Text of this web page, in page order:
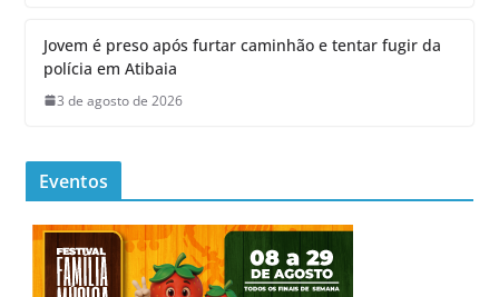
Jovem é preso após furtar caminhão e tentar fugir da
polícia em Atibaia
3 de agosto de 2026
Eventos